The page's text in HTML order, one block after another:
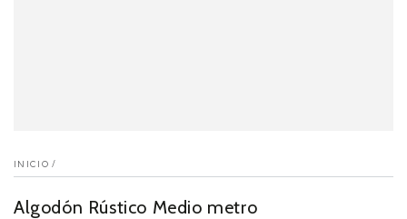
INICIO /
Algodón Rústico Medio metro